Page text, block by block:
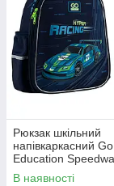
Рюкзак шкільний
напівкаркасний
Education
165S-4
В наявності